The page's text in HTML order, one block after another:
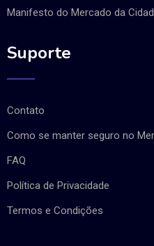
Manifesto do Mercado da
Suporte
Contato
Como se manter seguro no
FAQ
Política de Privacidade
Termos e Condições